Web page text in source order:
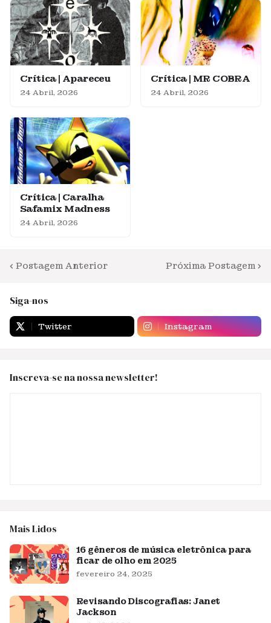
Crítica | Apareceu
24 Abril, 2026
Crítica | MR COBRA
24 Abril, 2026
Crítica | Caralha
Safamix Madness
24 Abril, 2026
Postagem Anterior Próxima Postagem
Siga-nos
Twitter Instagram
Inscreva-se na nossa newsletter!
Mais Lidos
16 gêneros de música eletrônica para
ficar de olho em 2025
fevereiro 24, 2025
Revisando Discografias: Janet
Jackson